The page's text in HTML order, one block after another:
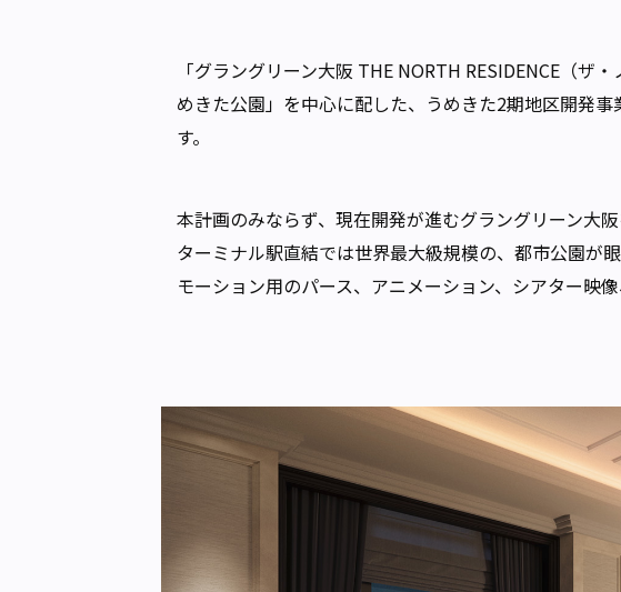
「グラングリーン大阪 THE NORTH RESIDENCE（
めきた公園」を中心に配した、うめきた2期地区開発
す。
本計画のみならず、現在開発が進むグラングリーン大
ターミナル駅直結では世界最大級規模の、都市公園が
モーション用のパース、アニメーション、シアター映